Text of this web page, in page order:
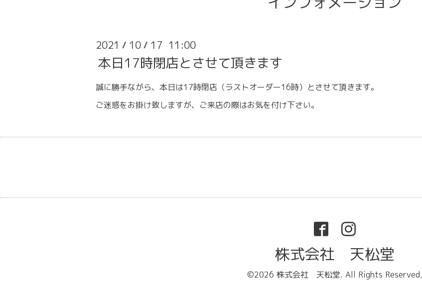
2021 / 10 / 17 11:00
本日17時閉店とさせて頂きます
誠に勝手ながら、本日は17時閉店（ラストオーダー16時）とさせて頂きます。
ご迷惑をお掛け致しますが、ご来店の際はお気を付け下さい。
株式会社 天松堂
©2026 株式会社 天松堂. All Rights Reserved.